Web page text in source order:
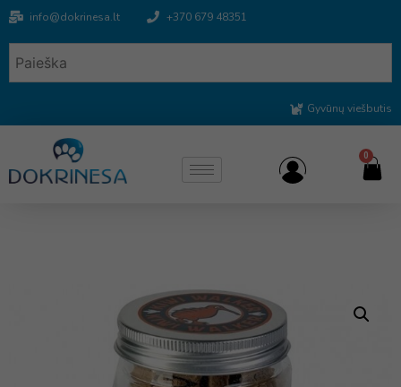
info@dokrinesa.lt +370 679 48351
Gyvūnų viešbutis
0